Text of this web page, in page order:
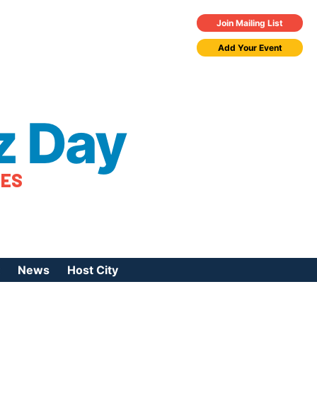
Join Mailing List
Add Your Event
Day
News Host City